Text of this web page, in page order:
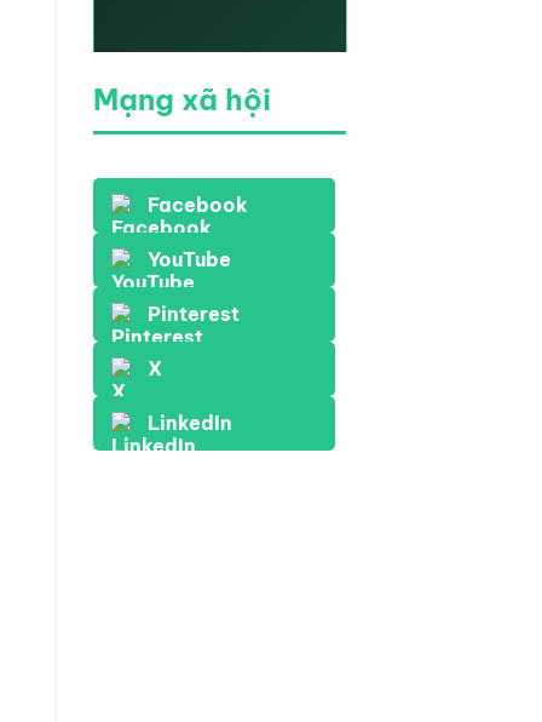
Mạng xã hội
Facebook
YouTube
Pinterest
X
LinkedIn